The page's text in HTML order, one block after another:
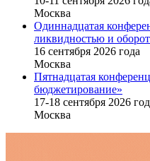
Москва
Одиннадцатая
ликвидностью и
16 cентября 2026 года
Москва
Пятнадцатая
бюджетирование»
17-18 сентября 2026
Москва